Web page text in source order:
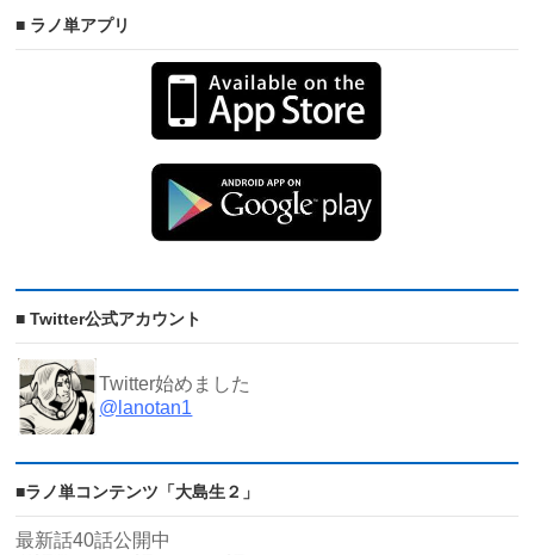
■ ラノ単アプリ
■ Twitter公式アカウント
Twitter始めました
@lanotan1
■ラノ単コンテンツ「大島生２」
最新話40話公開中